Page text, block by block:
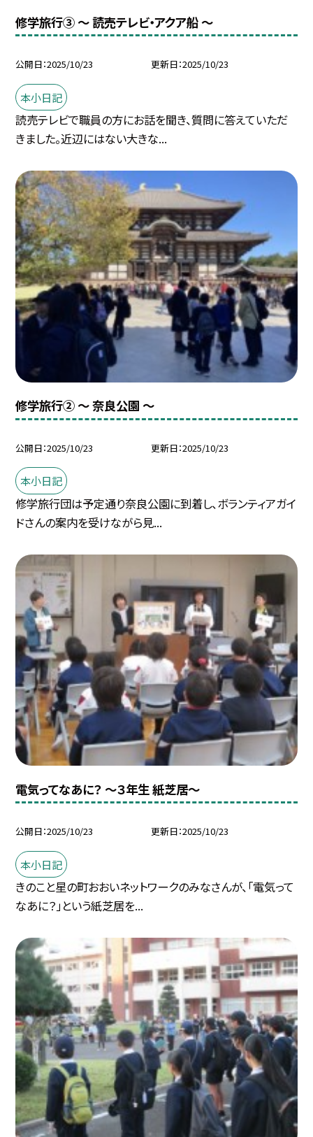
修学旅行③ ～ 読売テレビ・アクア船 ～
公開日 2025/10/23 更新日 2025/10/23
本小日記
読売テレビで職員の方にお話を聞き、質問に答えていただ
きました。近辺にはない大きな...
修学旅行② ～ 奈良公園 ～
公開日 2025/10/23 更新日 2025/10/23
本小日記
修学旅行団は予定通り奈良公園に到着し、ボランティアガイ
ドさんの案内を受けながら見...
電気ってなあに？ ～３年生 紙芝居～
公開日 2025/10/23 更新日 2025/10/23
本小日記
きのこと星の町おおいネットワークのみなさんが、「電気って
なあに？」という紙芝居を...